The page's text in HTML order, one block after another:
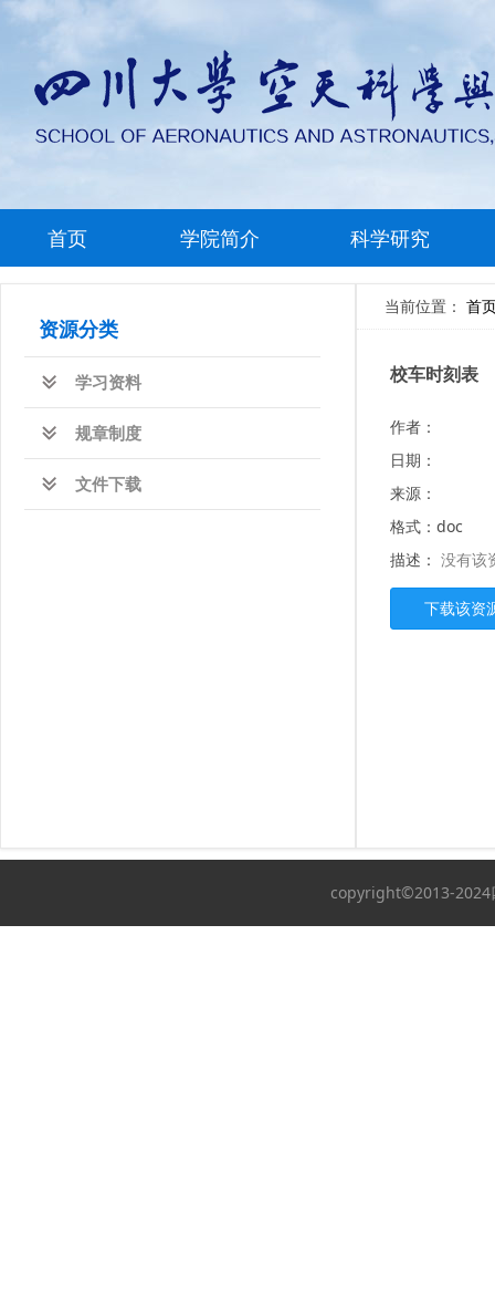
首页 学院简介 科学研究
资源分类
学习资料
规章制度
文件下载
当前位置： 首
校车时刻表
作者：
日期：
来源：
格式：doc
描述： 没有该
copyright©2013-2024